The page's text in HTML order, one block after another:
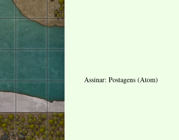
Assinar: Postagens (Atom)